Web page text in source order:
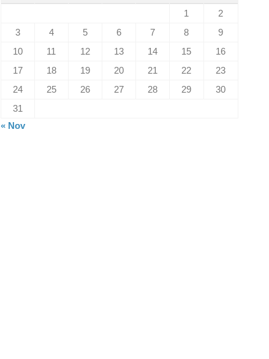
1
2
3
4 5 6 7 8
9
10
11 12 13 14 15
16
17
18 19 20 21 22
23
24
25 26 27 28 29
30
31
« Nov